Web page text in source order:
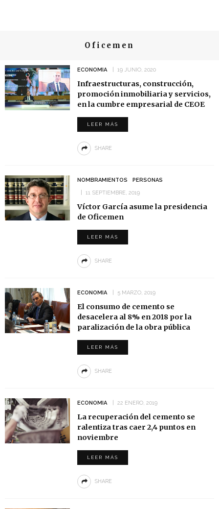
Oficemen
ECONOMIA 19 JUNIO, 2020
Infraestructuras, construcción,
promoción inmobiliaria y servicios,
en la cumbre empresarial de CEOE
LEER MÁS
SHARE
NOMBRAMIENTOS
PERSONAS
11 SEPTIEMBRE, 2019
Víctor García asume la presidencia
de Oficemen
LEER MÁS
SHARE
ECONOMIA 5 MARZO, 2019
El consumo de cemento se
desacelera al 8% en 2018 por la
paralización de la obra pública
LEER MÁS
SHARE
ECONOMIA 22 ENERO, 2019
La recuperación del cemento se
ralentiza tras caer 2,4 puntos en
noviembre
LEER MÁS
SHARE